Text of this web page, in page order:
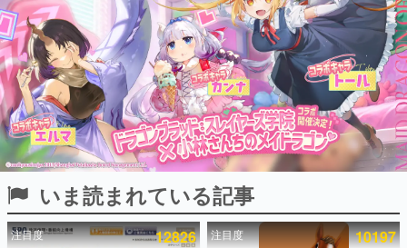
電ファミのいま読まれている記事ランキング
アプリセール情報
インタビュー
連載・特集一覧
殿堂入り記事
SNS拡散数が数千以上！ ページビュー数万以上！ などな
ど。多くの人々に読まれた、電ファミ渾身の“殿堂入り”記
事をまとめました。
いま読まれている記事
注目度 12826 注目度 10197